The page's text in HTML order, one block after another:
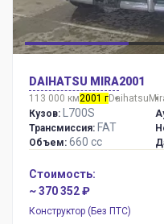
DAIHATSU MIRA2001
113 000 км2001 гDaihatsu
Кузов:
L700S
Трансмиссия: FAT
Объем: 660 сс
Стоимость:
~ 370 352 ₽
Конструктор (Без ПТС)